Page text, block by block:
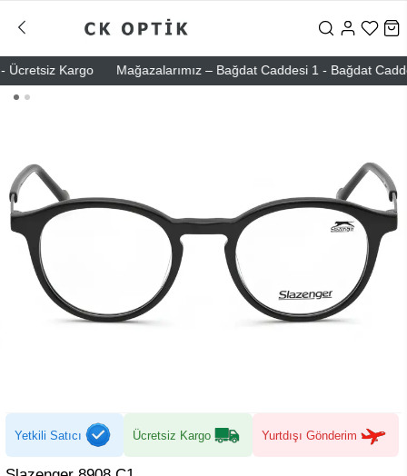
Kargo Mağazalarımız – Bağdat Caddesi 1 - Bağdat
Yetkili Satıcı Ücretsiz Kargo Yurtdışı Gönderim